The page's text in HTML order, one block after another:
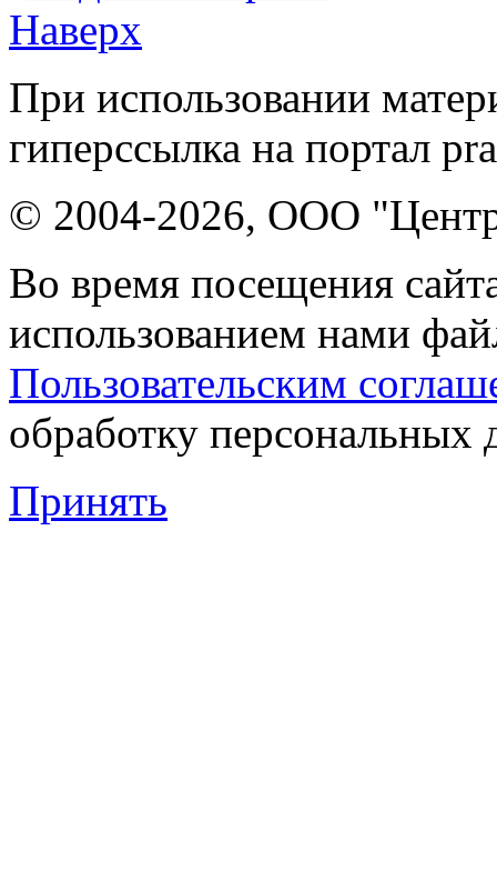
Наверх
При использовании
гиперссылка на портал
© 2004-2026, ООО "Центр
Во время посещения
использованием нами
Пользовательским
обработку персональных
Принять